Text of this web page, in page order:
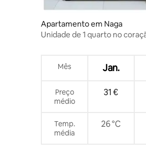
Apartamento em Naga
Unidade de 1 quarto no
Mês Jan.
Preço
médio
31 €
Temp.
média
26 °C